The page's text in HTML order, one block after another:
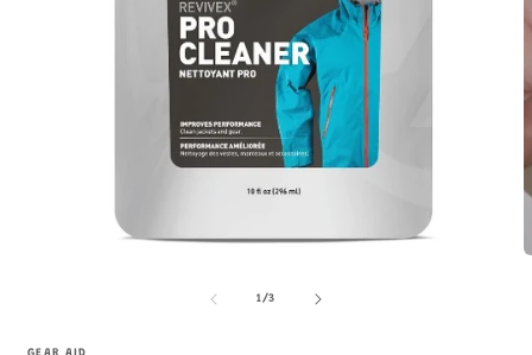
1//3